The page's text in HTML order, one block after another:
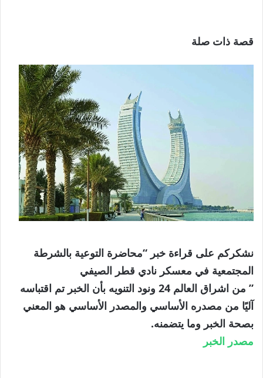
قصة ذات صلة
نشكركم على قراءة خبر “محاضرة التوعية بالشرطة
المجتمعية في معسكر نادي قطر الصيفي
” من اشراق العالم 24 ونود التنويه بأن الخبر تم اقتباسه
آليًا من مصدره الأساسي والمصدر الأساسي هو المعني
بصحة الخبر وما يتضمنه.
مصدر الخبر